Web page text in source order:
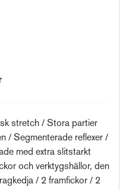
stretch / Stora partier
/ Segmenterade reflexer /
med extra slitstarkt
och verktygshällor, den
/ 2 framfickor / 2